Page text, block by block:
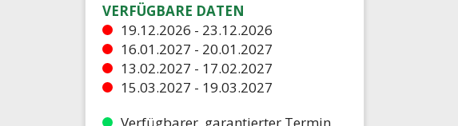
VERFÜGBARE DATEN
19.12.2026 - 23.12.2026
16.01.2027 - 20.01.2027
13.02.2027 - 17.02.2027
15.03.2027 - 19.03.2027
Verfügbarer, garantierter Termin